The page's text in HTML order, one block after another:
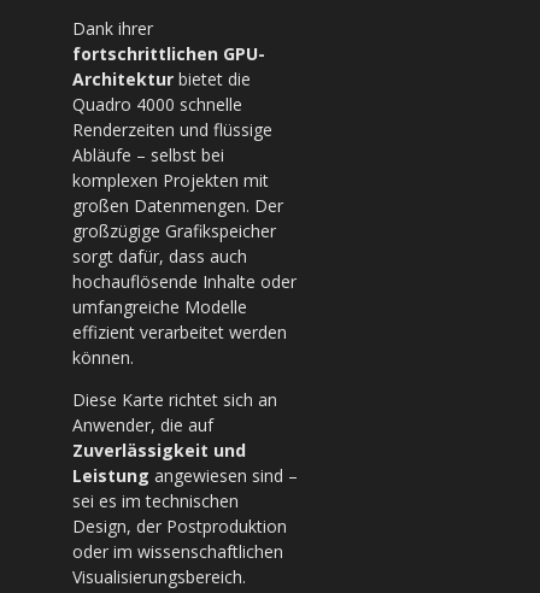
Dank ihrer
fortschrittlichen GPU-
Architektur bietet die
Quadro 4000 schnelle
Renderzeiten und flüssige
Abläufe – selbst bei
komplexen Projekten mit
großen Datenmengen. Der
großzügige Grafikspeicher
sorgt dafür, dass auch
hochauflösende Inhalte oder
umfangreiche Modelle
effizient verarbeitet werden
können.
Diese Karte richtet sich an
Anwender, die auf
Zuverlässigkeit und
Leistung angewiesen sind –
sei es im technischen
Design, der Postproduktion
oder im wissenschaftlichen
Visualisierungsbereich.